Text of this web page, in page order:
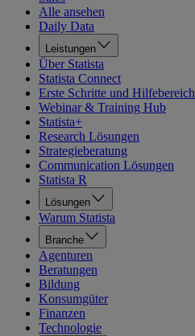
Alle ansehen
Daily Data
Leistungen
Über Statista
Statista Connect
Erste Schritte und Hilfebereich
Webinar & Training Hub
Statista+
Research Lösungen
Strategieberatung
Communication Lösungen
Statista R
Lösungen
Warum Statista
Branche
Agenturen
Beratungen
Bildung
Konsumgüter
Finanzen
Technologie